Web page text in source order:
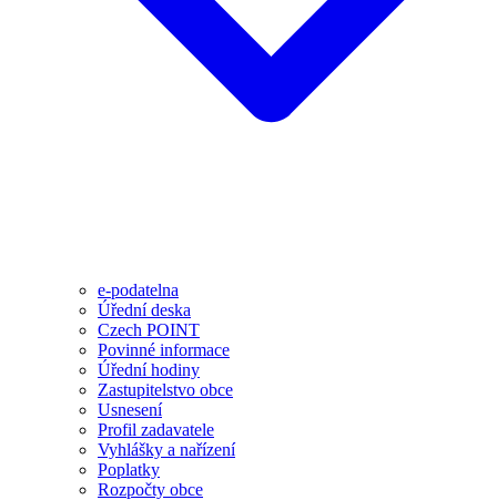
e-podatelna
Úřední deska
Czech POINT
Povinné informace
Úřední hodiny
Zastupitelstvo obce
Usnesení
Profil zadavatele
Vyhlášky a nařízení
Poplatky
Rozpočty obce